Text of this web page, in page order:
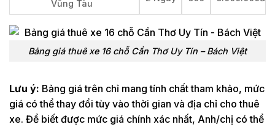
Vũng Tàu
Bảng giá thuê xe 16 chỗ Cần Thơ Uy Tín – Bách Việt
Lưu ý: Bảng giá trên chỉ mang tính chất tham khảo, mức
giá có thể thay đổi tùy vào thời gian và địa chỉ cho thuê
xe. Để biết được mức giá chính xác nhất, Anh/chị có thể